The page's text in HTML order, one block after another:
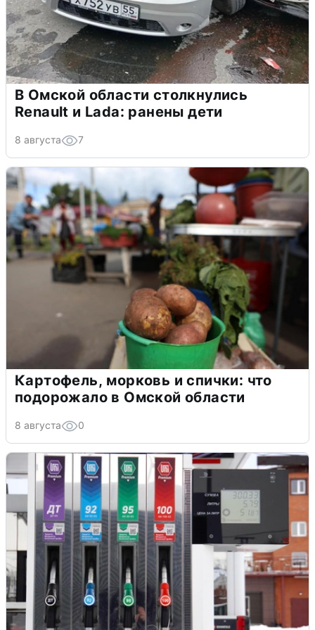
В Омской области столкнулись
Renault и Lada: ранены дети
8 августа 7
Картофель, морковь и спички: что
подорожало в Омской области
8 августа 0